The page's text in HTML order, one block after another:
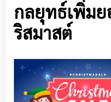
กลยุทธ์เพิ่ม
ริสมาสต์